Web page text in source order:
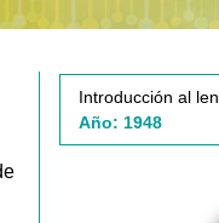
Introducción al
Año: 1948